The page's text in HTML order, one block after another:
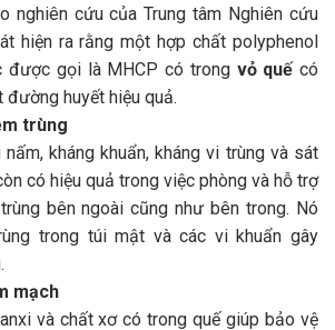
nghiên cứu của Trung tâm Nghiên cứu
hiện ra rằng một hợp chất polyphenol
được gọi là MHCP có trong vỏ quếcó
huyết hiệu quả.
trùng
kháng khuẩn, kháng vi trùng và sát
có hiệu quả trong việc phòng và hỗ trợ
bên ngoài cũng như bên trong. Nó
trong túi mật và các vi khuẩn gây
mạch
và chất xơ có trong quế giúp bảo vệ